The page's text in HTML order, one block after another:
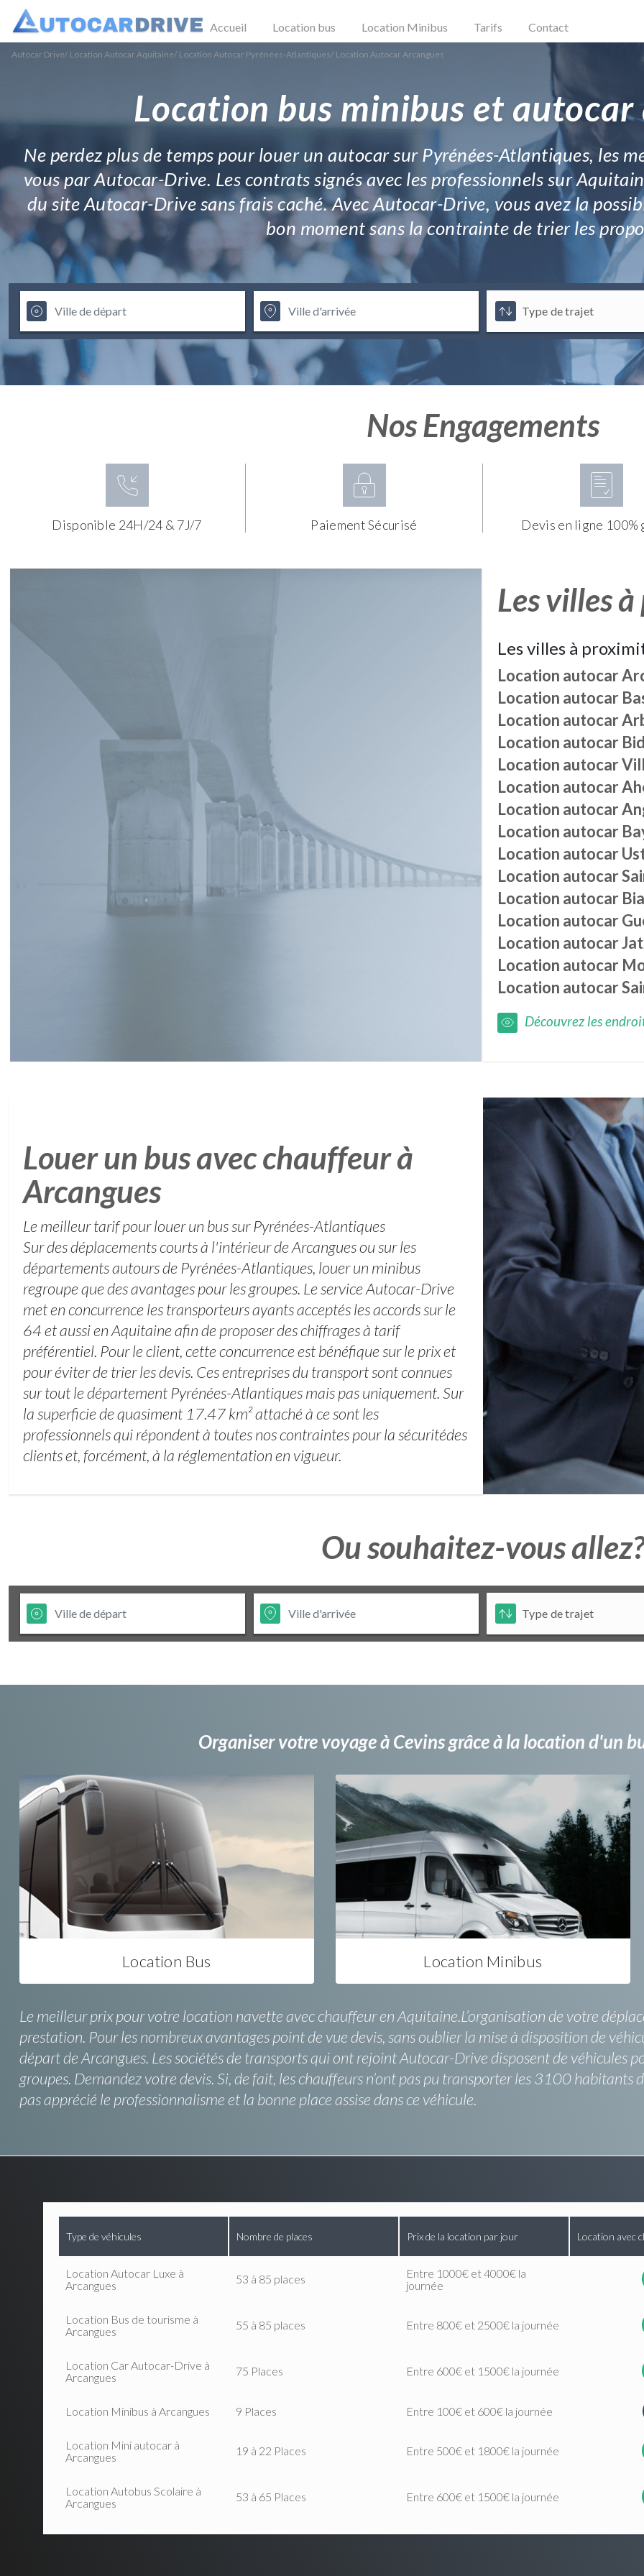
Accueil Location bus Location Minibus Tarifs Contact
Autocar Drive/ Location Autocar Aquitaine/ Location Autocar Pyrénées-Atlantiques/ Location Autocar Arcangues
Location bus minibus et autocar
Ne perdez plus de temps pour louer un autocar sur Pyrénées-Atlantiques, les
vous par Autocar-Drive. Les contrats signés avec les professionnels sur
du site Autocar-Drive sans frais caché. Avec Autocar-Drive, vous avez la
bon moment sans la contrainte de trier les
Nos Engagements
Disponible 24H/24 & 7J/7 Paiement Sécurisé Devis en ligne
Les villes
Les villes à
Location autocar
Location autocar
Location autocar
Location autocar
Location autocar
Location autocar
Location autocar
Location autocar
Location autocar
Location autocar
Location autocar
Location autocar
Location autocar
Location autocar
Location autocar
Découvrez les
Louer un bus avec chauffeur à
Arcangues
Le meilleur tarif pour louer un bus sur Pyrénées-Atlantiques
Sur des déplacements courts à l'intérieur de Arcangues ou sur les
départements autours de Pyrénées-Atlantiques, louer un minibus
regroupe que des avantages pour les groupes. Le service Autocar-Drive
met en concurrence les transporteurs ayants acceptés les accords sur le
64 et aussi en Aquitaine afin de proposer des chiffrages à tarif
préférentiel. Pour le client, cette concurrence est bénéfique sur le prix et
pour éviter de trier les devis. Ces entreprises du transport sont connues
sur tout le département Pyrénées-Atlantiques mais pas uniquement. Sur
la superficie de quasiment 17.47 km² attaché à ce sont les
professionnels qui répondent à toutes nos contraintes pour la sécuritédes
clients et, forcément, à la réglementation en vigueur.
Ou souhaitez-vous allez?
Organiser votre voyage à Cevins grâce à la location d'un
Location Bus Location Minibus
Le meilleur prix pour votre location navette avec chauffeur en Aquitaine.L’organisation de votre
prestation. Pour les nombreux avantages point de vue devis, sans oublier la mise à disposition de
départ de Arcangues. Les sociétés de transports qui ont rejoint Autocar-Drive disposent de véhicules
groupes. Demandez votre devis. Si, de fait, les chauffeurs n’ont pas pu transporter les 3100 habitants
pas apprécié le professionnalisme et la bonne place assise dans ce véhicule.
Type de véhicules Nombre de places Prix de la location par jour Location avec
Location Autocar Luxe à
Arcangues
53 à 85 places
Entre 1000€ et 4000€ la
journée
Location Bus de tourisme à
Arcangues
55 à 85 places Entre 800€ et 2500€ la journée
Location Car Autocar-Drive à
Arcangues
75 Places Entre 600€ et 1500€ la journée
Location Minibus à Arcangues 9 Places Entre 100€ et 600€ la journée
Location Mini autocar à
Arcangues
19 à 22 Places Entre 500€ et 1800€ la journée
Location Autobus Scolaire à
Arcangues
53 à 65 Places Entre 600€ et 1500€ la journée